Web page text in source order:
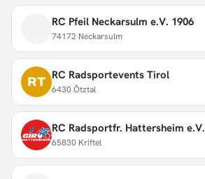
RC Pfeil Neckarsulm e.V. 1906
74172 Neckarsulm
RT RC Radsportevents Tirol
6430 Ötztal
RC Radsportfr. Hattersheim e.V.
65830 Kriftel